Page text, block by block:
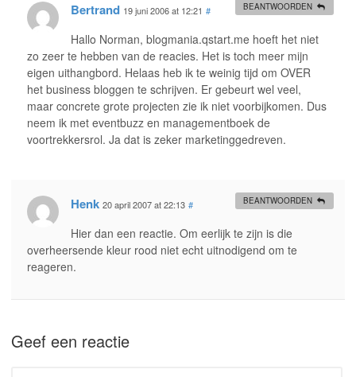
Bertrand 19 juni 2006 at 12:21 #
Hallo Norman, blogmania.qstart.me hoeft het niet
zo zeer te hebben van de reacies. Het is toch meer mijn
eigen uithangbord. Helaas heb ik te weinig tijd om OVER
het business bloggen te schrijven. Er gebeurt wel veel,
maar concrete grote projecten zie ik niet voorbijkomen. Dus
neem ik met eventbuzz en managementboek de
voortrekkersrol. Ja dat is zeker marketinggedreven.
BEANTWOORDEN
Henk 20 april 2007 at 22:13 #
Hier dan een reactie. Om eerlijk te zijn is die
overheersende kleur rood niet echt uitnodigend om te
reageren.
BEANTWOORDEN
Geef een reactie